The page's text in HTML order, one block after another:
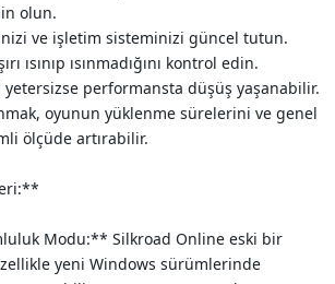
olun.
ve işletim sisteminizi güncel tutun.
ısınıp ısınmadığını kontrol edin.
performansta düşüş yaşanabilir.
oyunun yüklenme sürelerini ve genel
ölçüde artırabilir.
Modu:** Silkroad Online eski bir
yeni Windows sürümlerinde